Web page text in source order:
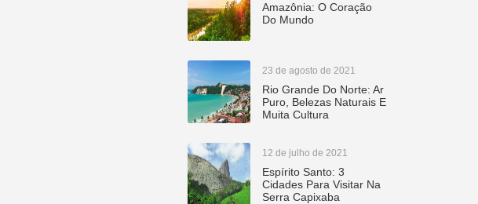
Amazônia: O Coração
Do Mundo
23 de agosto de 2021
Rio Grande Do Norte: Ar
Puro, Belezas Naturais E
Muita Cultura
12 de julho de 2021
Espírito Santo: 3
Cidades Para Visitar Na
Serra Capixaba